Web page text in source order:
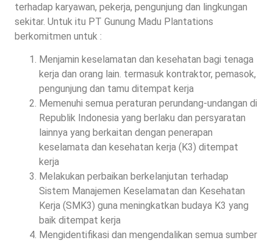
terhadap karyawan, pekerja, pengunjung dan lingkungan
sekitar. Untuk itu PT Gunung Madu Plantations
berkomitmen untuk :
Menjamin keselamatan dan kesehatan bagi tenaga
kerja dan orang lain. termasuk kontraktor, pemasok,
pengunjung dan tamu ditempat kerja
Memenuhi semua peraturan perundang-undangan di
Republik Indonesia yang berlaku dan persyaratan
lainnya yang berkaitan dengan penerapan
keselamata dan kesehatan kerja (K3) ditempat
kerja
Melakukan perbaikan berkelanjutan terhadap
Sistem Manajemen Keselamatan dan Kesehatan
Kerja (SMK3) guna meningkatkan budaya K3 yang
baik ditempat kerja
Mengidentifikasi dan mengendalikan semua sumber